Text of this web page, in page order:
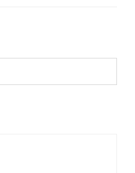
в Киеве можно в шоу-руме
Вы можете заказать